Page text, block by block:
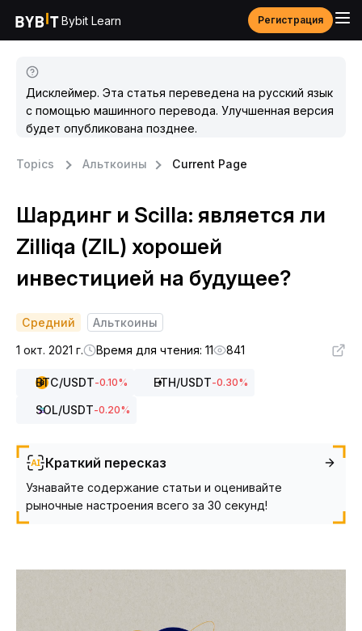
Bybit Learn Регистрация
Дисклеймер. Эта статья переведена на русский язык
с помощью машинного перевода. Улучшенная версия
будет опубликована позднее.
Topics Альткоины Current Page
Шардинг и Scilla: является ли
Zilliqa (ZIL) хорошей
инвестицией на будущее?
Средний
Альткоины
1 окт. 2021 г.
Время для чтения: 11 841
BTC/USDT-0.10% ETH/USDT-0.30%
SOL/USDT-0.20%
Краткий пересказ
Узнавайте содержание статьи и оценивайте
рыночные настроения всего за 30 секунд!